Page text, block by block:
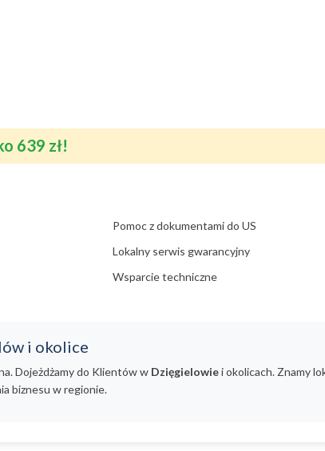
639 zł!
Pomoc z dokumentami do US
Lokalny serwis gwarancyjny
Wsparcie techniczne
i okolice
Dojeżdżamy do Klientów w Dzięgielowiei okolicach. Znamy
biznesu w regionie.